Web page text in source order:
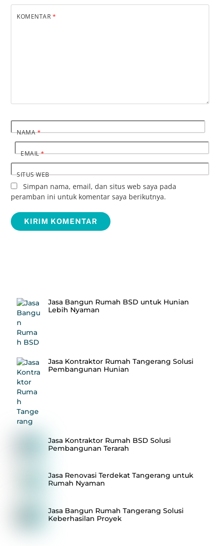
KOMENTAR *
NAMA*
EMAIL*
SITUS WEB
Simpan nama, email, dan situs web saya pada
peramban ini untuk komentar saya berikutnya.
Jasa Bangun Rumah BSD untuk Hunian
Lebih Nyaman
Jasa Kontraktor Rumah Tangerang Solusi
Pembangunan Hunian
Jasa Kontraktor Rumah BSD Solusi
Pembangunan Terarah
Jasa Renovasi Terdekat Tangerang untuk
Rumah Nyaman
Jasa Bangun Rumah Tangerang Solusi
Keberhasilan Proyek